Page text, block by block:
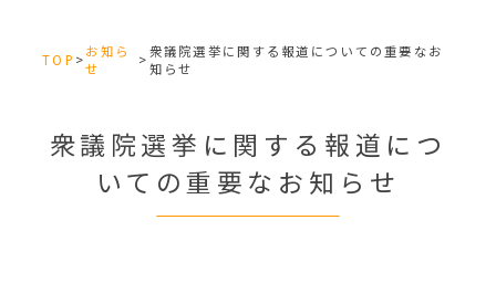
TOP >お知ら
せ
>衆議院選挙に関する報道についての重要なお
知らせ
衆議院選挙に関する報道につ
いての重要なお知らせ